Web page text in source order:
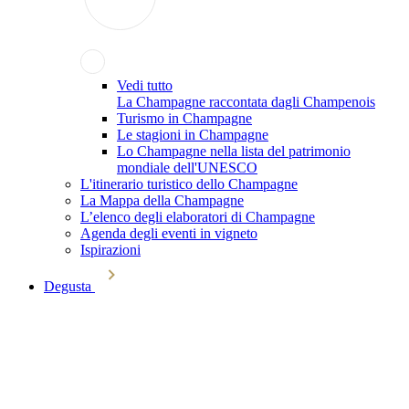
Vedi tutto
La Champagne raccontata dagli Champenois
Turismo in Champagne
Le stagioni in Champagne
Lo Champagne nella lista del patrimonio
mondiale dell'UNESCO
L'itinerario turistico dello Champagne
La Mappa della Champagne
L’elenco degli elaboratori di Champagne
Agenda degli eventi in vigneto
Ispirazioni
Degusta